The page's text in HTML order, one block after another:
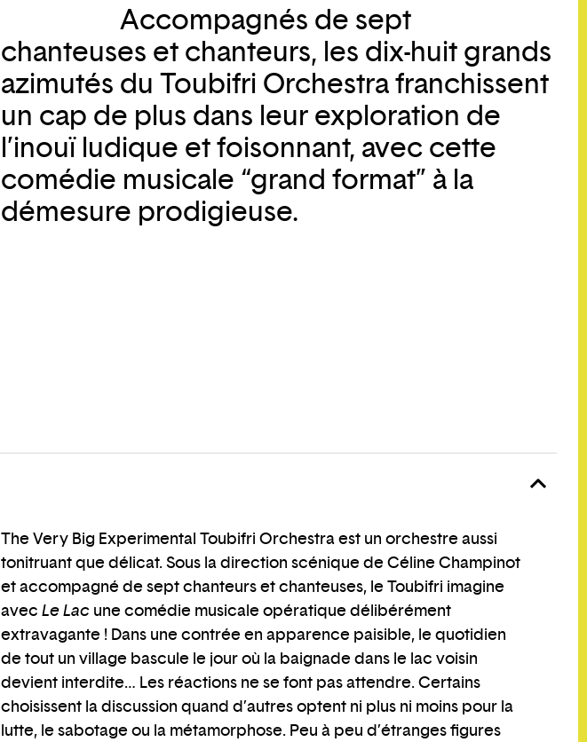
Accompagnés de sept
chanteuses et chanteurs, les dix-huit grands
azimutés du Toubifri Orchestra franchissent
un cap de plus dans leur exploration de
l’inouï ludique et foisonnant, avec cette
comédie musicale “grand format” à la
démesure prodigieuse.
The Very Big Experimental Toubifri Orchestra est un orchestre aussi
tonitruant que délicat. Sous la direction scénique de Céline Champinot
et accompagné de sept chanteurs et chanteuses, le Toubifri imagine
avec Le Lacune comédie musicale opératique délibérément
extravagante ! Dans une contrée en apparence paisible, le quotidien
de tout un village bascule le jour où la baignade dans le lac voisin
devient interdite… Les réactions ne se font pas attendre. Certains
choisissent la discussion quand d’autres optent ni plus ni moins pour la
lutte, le sabotage ou la métamorphose. Peu à peu d’étranges figures